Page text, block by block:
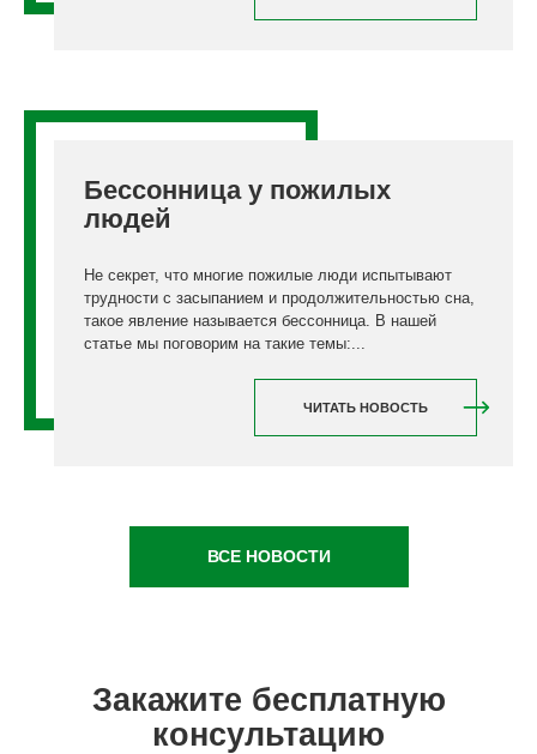
Бессонница у пожилых
людей
Не секрет, что многие пожилые люди испытывают
трудности с засыпанием и продолжительностью сна,
такое явление называется бессонница. В нашей
статье мы поговорим на такие темы:...
ЧИТАТЬ НОВОСТЬ
ВСЕ НОВОСТИ
Закажите бесплатную
консультацию